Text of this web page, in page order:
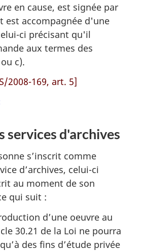
en cause, est signée par
est accompagnée d'une
ci précisant qu'il
aux termes des
c).
2008-169, art. 5]
services d'archives
s’inscrit comme
d’archives, celui-ci
au moment de son
qui suit :
d’une oeuvre au
30.21 de la Loi ne pourra
des fins d’étude privée